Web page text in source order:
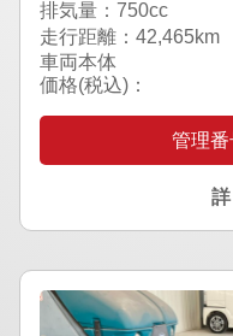
排気量：750cc
走行距離：42,465km
車両本体
価格(税込)：
管理番